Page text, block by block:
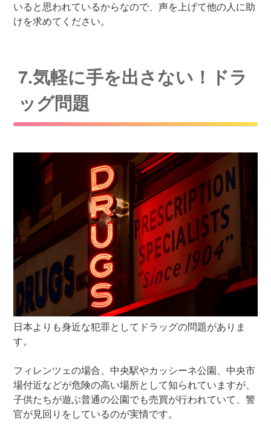
いると思われているからなので、声を上げて他の人に助
けを求めてください。
7.気軽に手を出さない！ドラ
ッグ問題
日本よりも身近な犯罪としてドラッグの問題がありま
す。
フィレンツェの場合、中央駅やカッシーネ公園、中央市
場付近などが危険の高い場所として知られていますが、
子供たちが遊ぶ普通の公園でも売買が行われていて、警
官が見回りをしているのが実情です。